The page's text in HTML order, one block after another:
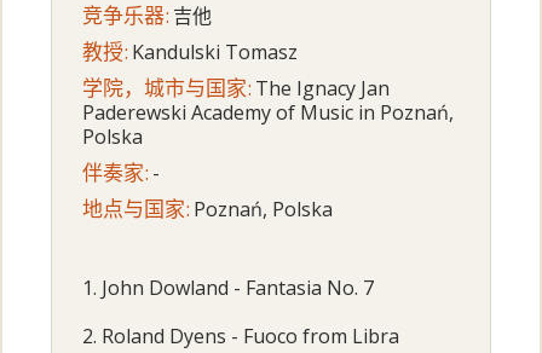
竞争乐器: 吉他
教授: Kandulski Tomasz
学院，城市与国家: The Ignacy Jan
Paderewski Academy of Music in Poznań,
Polska
伴奏家: -
地点与国家: Poznań, Polska
1. John Dowland - Fantasia No. 7
2. Roland Dyens - Fuoco from Libra